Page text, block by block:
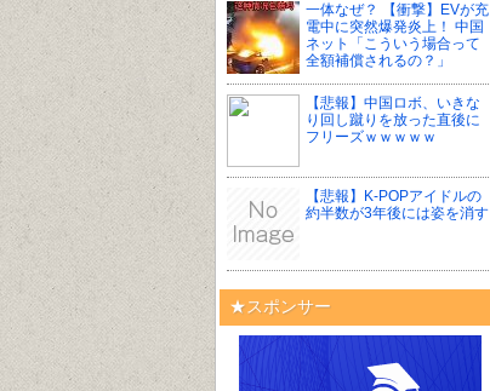
一体なぜ？ 【衝撃】EVが充
電中に突然爆発炎上！ 中国
ネット「こういう場合って
全額補償されるの？」
【悲報】中国ロボ、いきな
り回し蹴りを放った直後に
フリーズｗｗｗｗｗ
【悲報】K-POPアイドルの
約半数が3年後には姿を消す
★スポンサー